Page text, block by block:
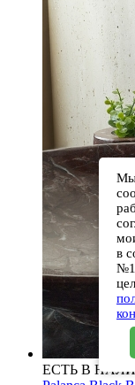
ЕСТЬ В
Мы
в